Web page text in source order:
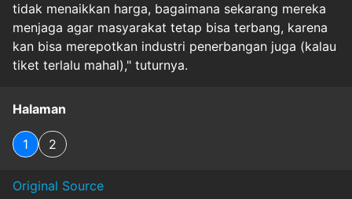
tidak menaikkan harga, bagaimana sekarang mereka
menjaga agar masyarakat tetap bisa terbang, karena
kan bisa merepotkan industri penerbangan juga (kalau
tiket terlalu mahal)," tuturnya.
Halaman
1 2
Original Source